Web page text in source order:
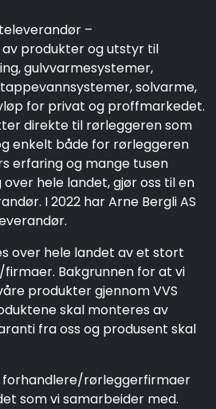
–
produkter og utstyr til
gulvvarmesystemer,
solvarme,
for privat og proffmarkedet.
direkte til rørleggeren som
enkelt både for rørleggeren
erfaring og mange tusen
hele landet, gjør oss til en
I 2022 har Arne Bergli AS
over hele landet av et stort
Bakgrunnen for at vi
produkter gjennom VVS
skal monteres av
fra oss og produsent skal
forhandlere/rørleggerfirmaer
som vi samarbeider med.